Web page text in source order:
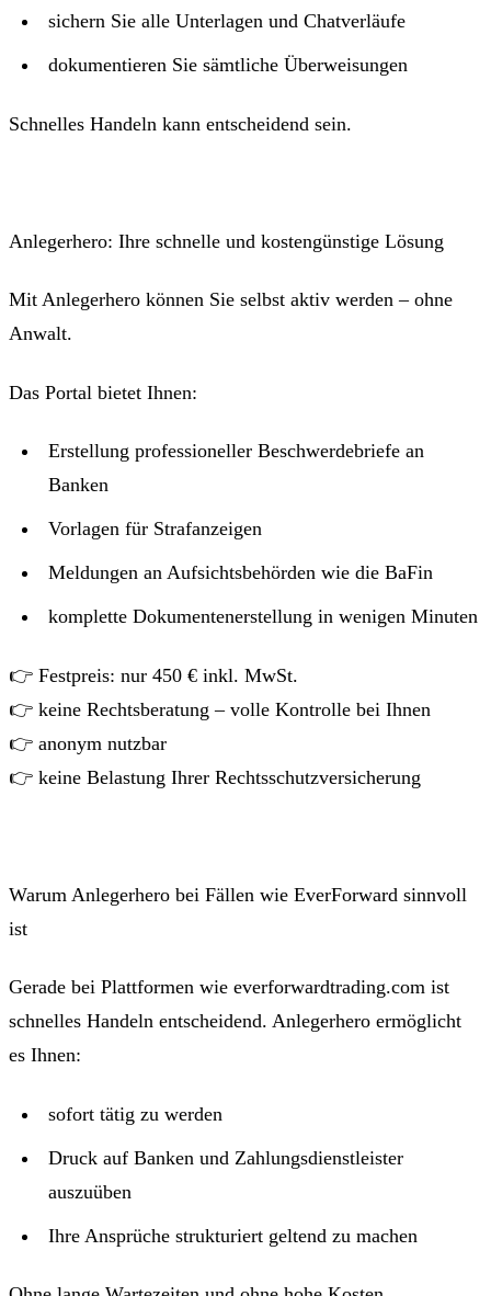
sichern Sie alle Unterlagen und Chatverläufe
dokumentieren Sie sämtliche Überweisungen
Schnelles Handeln kann entscheidend sein.
Anlegerhero: Ihre schnelle und kostengünstige Lösung
Mit Anlegerhero können Sie selbst aktiv werden – ohne
Anwalt.
Das Portal bietet Ihnen:
Erstellung professioneller Beschwerdebriefe an
Banken
Vorlagen für Strafanzeigen
Meldungen an Aufsichtsbehörden wie die BaFin
komplette Dokumentenerstellung in wenigen Minuten
👉 Festpreis: nur 450 € inkl. MwSt.
👉 keine Rechtsberatung – volle Kontrolle bei Ihnen
👉 anonym nutzbar
👉 keine Belastung Ihrer Rechtsschutzversicherung
Warum Anlegerhero bei Fällen wie EverForward sinnvoll
ist
Gerade bei Plattformen wie everforwardtrading.com ist
schnelles Handeln entscheidend. Anlegerhero ermöglicht
es Ihnen:
sofort tätig zu werden
Druck auf Banken und Zahlungsdienstleister
auszuüben
Ihre Ansprüche strukturiert geltend zu machen